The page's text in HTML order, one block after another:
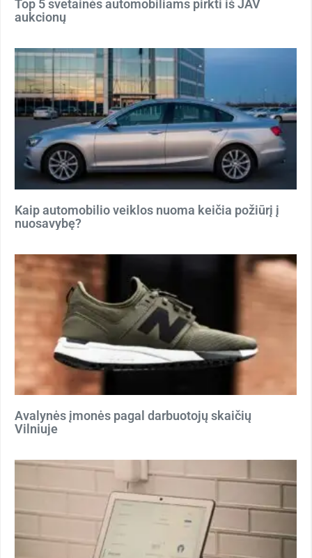
Top 5 svetainės automobiliams pirkti iš JAV
aukcionų
Kaip automobilio veiklos nuoma keičia požiūrį į
nuosavybę?
Avalynės įmonės pagal darbuotojų skaičių
Vilniuje